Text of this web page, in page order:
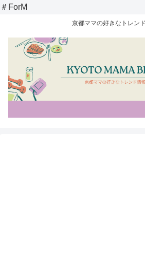
＃ForM
京都ママの好きなトレン